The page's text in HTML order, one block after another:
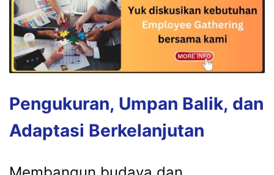
Pengukuran, Umpan Balik, dan
Adaptasi Berkelanjutan